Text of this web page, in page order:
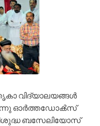
വിദ്യാലയങ്ങൾ
ഓർത്തഡോൿസ്‌
ബസേലിയോസ്